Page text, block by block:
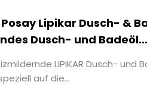
Lipikar Dusch- &
Dusch- und Badeöl...
LIPIKAR Dusch- und
auf die...